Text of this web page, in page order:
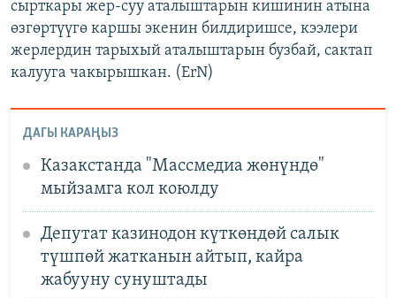
сырткары жер-суу аталыштарын кишинин атына
өзгөртүүгө каршы экенин билдиришсе, кээлери
жерлердин тарыхый аталыштарын бузбай, сактап
калууга чакырышкан. (ErN)
ДАГЫ КАРАҢЫЗ
Казакстанда "Массмедиа жөнүндө"
мыйзамга кол коюлду
Депутат казинодон күткөндөй салык
түшпөй жатканын айтып, кайра
жабууну сунуштады